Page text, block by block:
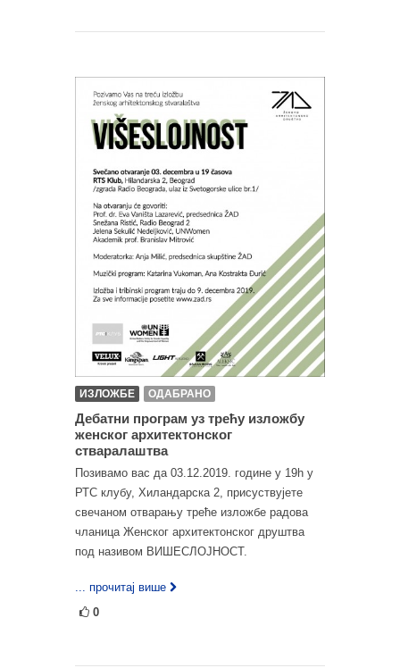
ИЗЛОЖБЕ ОДАБРАНО
Дебатни програм уз трећу изложбу
женског архитектонског
стваралаштва
Позивамо вас да 03.12.2019. године у 19h у
РТС клубу, Хиландарска 2, присуствујете
свечаном отварању треће изложбе радова
чланица Женског архитектонског друштва
под називом ВИШЕСЛОЈНОСТ.
... прочитај више
0